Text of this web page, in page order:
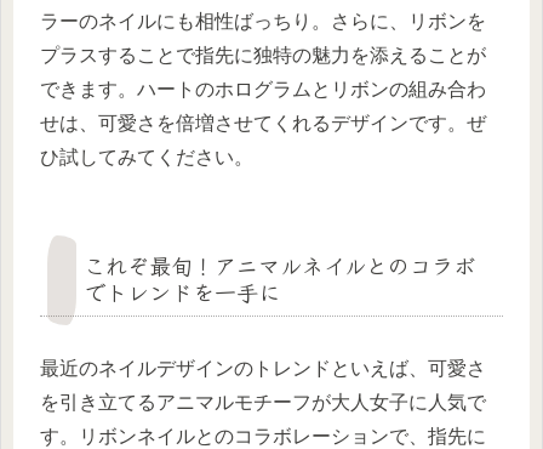
ラーのネイルにも相性ばっちり。さらに、リボンを
プラスすることで指先に独特の魅力を添えることが
できます。ハートのホログラムとリボンの組み合わ
せは、可愛さを倍増させてくれるデザインです。ぜ
ひ試してみてください。
これぞ最旬！アニマルネイルとのコラボ
でトレンドを一手に
最近のネイルデザインのトレンドといえば、可愛さ
を引き立てるアニマルモチーフが大人女子に人気で
す。リボンネイルとのコラボレーションで、指先に